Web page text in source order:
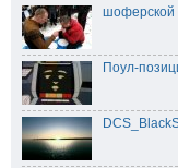
шоферской
Поул-